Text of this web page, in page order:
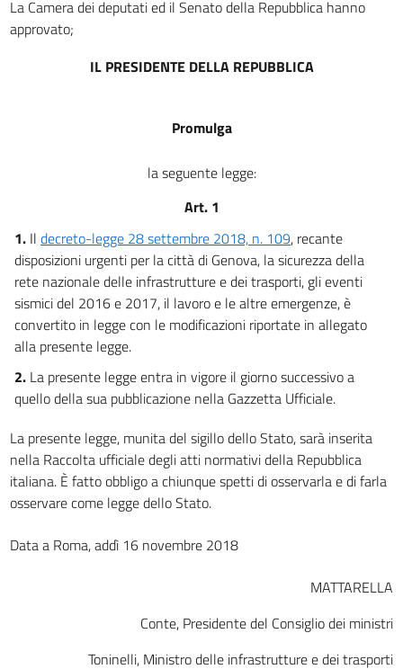
La Camera dei deputati ed il Senato della Repubblica hanno
approvato;
IL PRESIDENTE DELLA REPUBBLICA
Promulga
la seguente legge:
Art. 1
1. Il decreto-legge 28 settembre 2018, n. 109, recante
disposizioni urgenti per la città di Genova, la sicurezza della
rete nazionale delle infrastrutture e dei trasporti, gli eventi
sismici del 2016 e 2017, il lavoro e le altre emergenze, è
convertito in legge con le modificazioni riportate in allegato
alla presente legge.
2. La presente legge entra in vigore il giorno successivo a
quello della sua pubblicazione nella Gazzetta Ufficiale.
La presente legge, munita del sigillo dello Stato, sarà inserita
nella Raccolta ufficiale degli atti normativi della Repubblica
italiana. È fatto obbligo a chiunque spetti di osservarla e di farla
osservare come legge dello Stato.
Data a Roma, addì 16 novembre 2018
MATTARELLA
Conte, Presidente del Consiglio dei ministri
Toninelli, Ministro delle infrastrutture e dei trasporti